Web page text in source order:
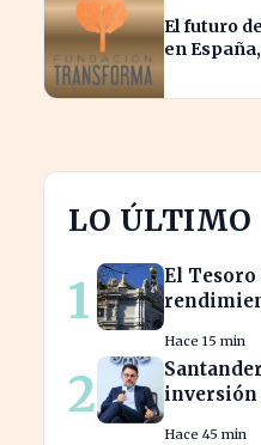
El futuro
en
LO ÚLTIMO
1
El
Hace 15 min
2
inversión
Hace 45 min